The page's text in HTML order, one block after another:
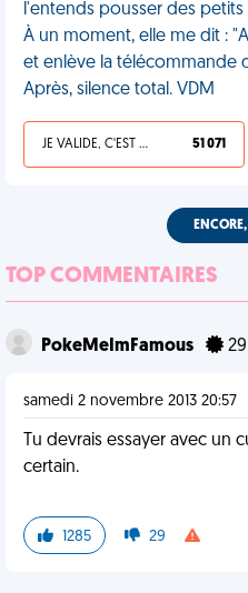
l'entends pousser des
À un moment, elle me dit :
et enlève la télécommande
Après, silence total. VDM
JE VALIDE, C'EST UNE VDM 51 071
TOP COMMENTAIRES
PokeMeImFamous 29
samedi 2 novembre 2013 20:57
Tu devrais essayer avec
certain.
1285 29